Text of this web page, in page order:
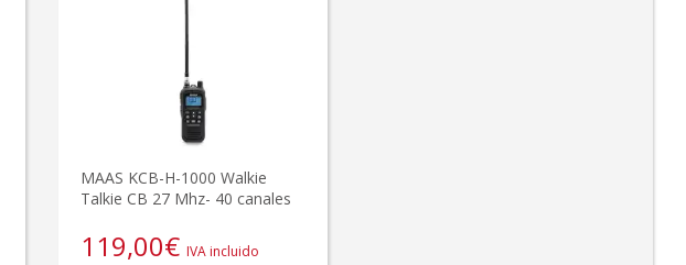
MAAS KCB-H-1000 Walkie
Talkie CB 27 Mhz- 40 canales
119,00€ IVA incluido